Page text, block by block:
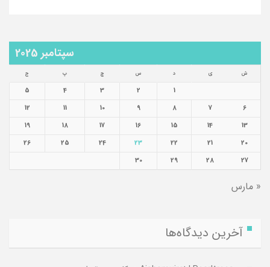
سپتامبر 2025
ش ی د س چ پ ج
1
2
3
4
5
6
7
8
9
10
11
12
13
14
15
16
17
18
19
20
21
22
23
24
25
26
27
28
29
30
« مارس
آخرین دیدگاه‌ها